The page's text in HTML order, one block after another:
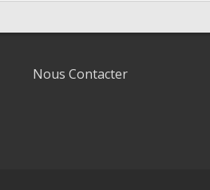
Nous Contacter